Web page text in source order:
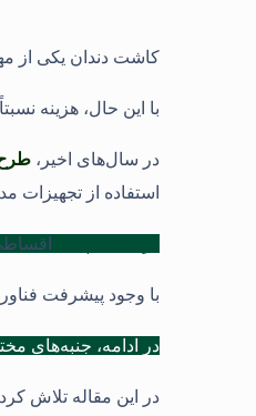
کاشت دندان یکی از
با این حال، هزینه
در سال‌های اخیر،
استفاده از تجهیزات
با وجود پیشرفت
در ادامه، جنبه‌های
در این مقاله تلاش